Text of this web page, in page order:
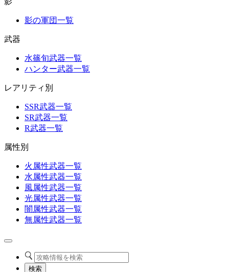
影の軍団一覧
武器
水篠旬武器一覧
ハンター武器一覧
レアリティ別
SSR武器一覧
SR武器一覧
R武器一覧
属性別
火属性武器一覧
水属性武器一覧
風属性武器一覧
光属性武器一覧
闇属性武器一覧
無属性武器一覧
検索